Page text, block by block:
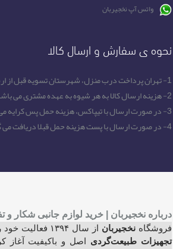
واتس آپ نخجیربان
نحوه ی سفارش و ارسال کالا
1- تهران پرداخت درب منزل، شهرستان تسویه قبل از ارسال
2- هزینه ارسال کالا به هر شیوه به عهده مشتری می باشد
3- در صورت ارسال با تیپاکس، هزینه حمل پس کرایه می شود
4- در صورت ارسال با پست هزینه حمل قبلا دریافت می گردد
درباره نخجیربان | خرید لوازم جانبی شکار
فروشگاه نخجیربان از سال ۱۳۹۴ فعالیت خود را با هدف فراهم‌کردن امکان
تجهیزات طبیعت‌گردی اصل و باکیفیت آغاز